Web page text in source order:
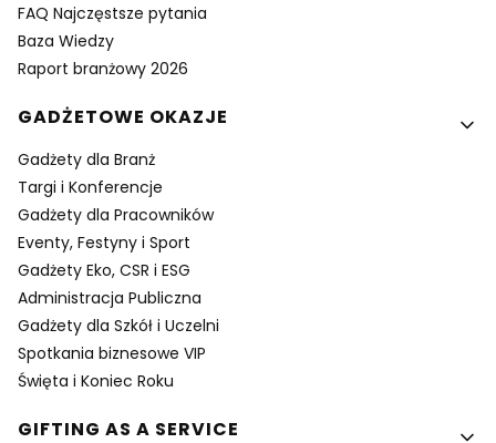
FAQ Najczęstsze pytania
Baza Wiedzy
Raport branżowy 2026
GADŻETOWE OKAZJE
Gadżety dla Branż
Targi i Konferencje
Gadżety dla Pracowników
Eventy, Festyny i Sport
Gadżety Eko, CSR i ESG
Administracja Publiczna
Gadżety dla Szkół i Uczelni
Spotkania biznesowe VIP
Święta i Koniec Roku
GIFTING AS A SERVICE